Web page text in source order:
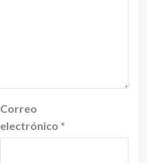
Correo
electrónico *